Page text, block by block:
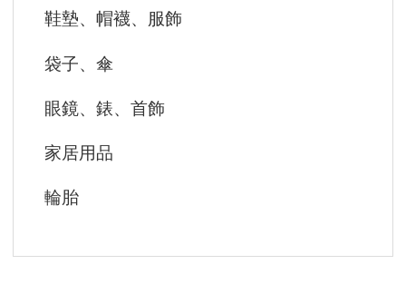
鞋墊、帽襪、服飾
袋子、傘
眼鏡、錶、首飾
家居用品
輪胎